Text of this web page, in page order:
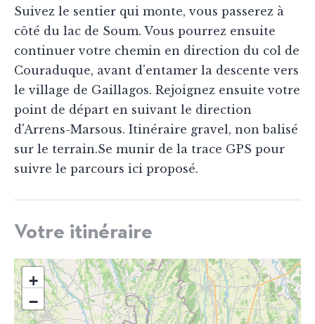
Suivez le sentier qui monte, vous passerez à
côté du lac de Soum. Vous pourrez ensuite
continuer votre chemin en direction du col de
Couraduque, avant d'entamer la descente vers
le village de Gaillagos. Rejoignez ensuite votre
point de départ en suivant le direction
d'Arrens-Marsous. Itinéraire gravel, non balisé
sur le terrain.Se munir de la trace GPS pour
suivre le parcours ici proposé.
Votre itinéraire
+
−